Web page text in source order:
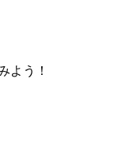
よう！